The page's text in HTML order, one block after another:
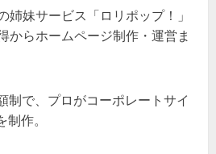
妹サービス「ロリポップ！」
らホームページ制作・運営ま
制で、プロがコーポレートサイ
作。